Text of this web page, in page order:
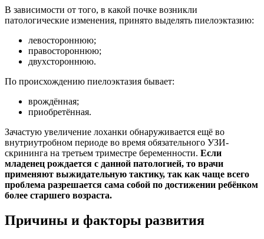
В зависимости от того, в какой почке возникли
патологические изменения, принято выделять пиелоэктазию:
левостороннюю;
правостороннюю;
двухстороннюю.
По происхождению пиелоэктазия бывает:
врождённая;
приобретённая.
Зачастую увеличение лоханки обнаруживается ещё во
внутриутробном периоде во время обязательного УЗИ-
скрининга на третьем триместре беременности. Если
младенец рождается с данной патологией, то врачи
применяют выжидательную тактику, так как чаще всего
проблема разрешается сама собой по достижении ребёнком
более старшего возраста.
Причины и факторы развития